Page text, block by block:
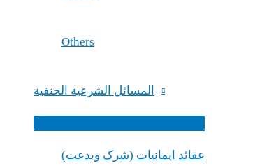
Others
المسائل الشرعیة الحنفية
(شرک وبدعت) عقائد ایمانیات